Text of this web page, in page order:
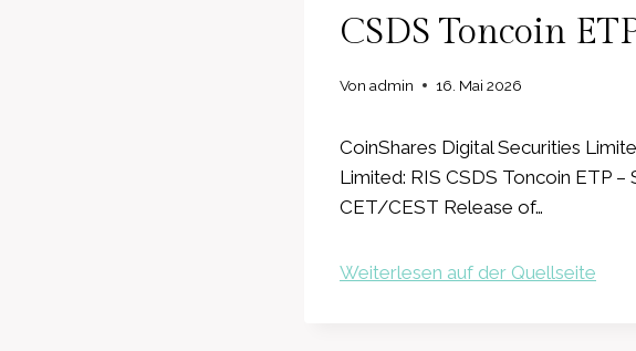
CSDS Toncoin
Von admin 16. Mai 2026
CoinShares Digital Securities
Limited: RIS CSDS Toncoin ETP
CET/CEST Release of…
Weiterlesen auf der Quellseite